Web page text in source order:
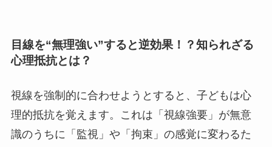
目線を“無理強い”すると逆効果！？知られざる
心理抵抗とは？
視線を強制的に合わせようとすると、子どもは心
理的抵抗を覚えます。これは「視線強要」が無意
識のうちに「監視」や「拘束」の感覚に変わるた